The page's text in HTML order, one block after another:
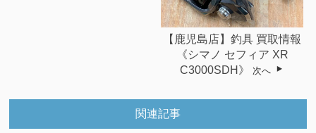
【鹿児島店】釣具 買取情報
《シマノ セフィア XR
C3000SDH》
次へ
関連記事